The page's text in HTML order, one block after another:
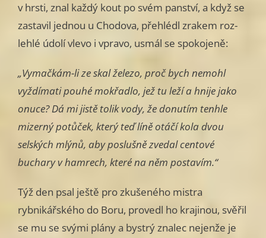
v hrsti, znal každý kout po svém panství, a když se
zastavil jednou u Chodova, přehlédl zrakem roz­
lehlé údolí vlevo i vpravo, usmál se spokojeně:
„Vymačkám-li ze skal železo, proč bych nemohl
vyždímati pouhé mok­řadlo, jež tu leží a hnije jako
onuce? Dá mi jistě tolik vody, že donutím tenhle
mizerný potůček, který teď líně otáčí kola dvou
selských mlýnů, aby poslušně zvedal centové
buchary v hamrech, které na něm postavím.“
Týž den psal ještě pro zkušeného mistra
rybnikářského do Boru, pro­vedl ho krajinou, svěřil
se mu se svými plány a bystrý znalec nejenže je